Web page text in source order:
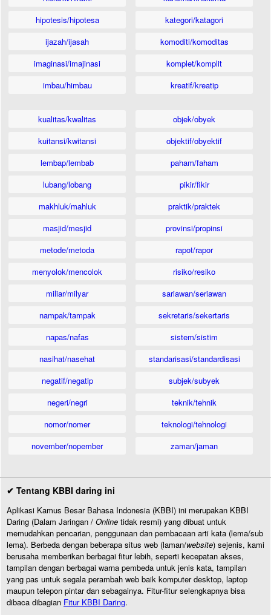
hipotesis/hipotesa
ijazah/ijasah
imaginasi/imajinasi
imbau/himbau
kategori/katagori
komoditi/komoditas
komplet/komplit
kreatif/kreatip
kualitas/kwalitas
kuitansi/kwitansi
lembap/lembab
lubang/lobang
makhluk/mahluk
masjid/mesjid
metode/metoda
menyolok/mencolok
miliar/milyar
nampak/tampak
napas/nafas
nasihat/nasehat
negatif/negatip
negeri/negri
nomor/nomer
november/nopember
objek/obyek
objektif/obyektif
paham/faham
pikir/fikir
praktik/praktek
provinsi/propinsi
rapot/rapor
risiko/resiko
sariawan/seriawan
sekretaris/sekertaris
sistem/sistim
standarisasi/standardisasi
subjek/subyek
teknik/tehnik
teknologi/tehnologi
zaman/jaman
✔ Tentang KBBI daring ini
Aplikasi Kamus Besar Bahasa Indonesia (KBBI) ini merupakan KBBI
Daring (Dalam Jaringan / Online tidak resmi) yang dibuat untuk
memudahkan pencarian, penggunaan dan pembacaan arti kata (lema/sub
lema). Berbeda dengan beberapa situs web (laman/website) sejenis, kami
berusaha memberikan berbagai fitur lebih, seperti kecepatan akses,
tampilan dengan berbagai warna pembeda untuk jenis kata, tampilan
yang pas untuk segala perambah web baik komputer desktop, laptop
maupun telepon pintar dan sebagainya. Fitur-fitur selengkapnya bisa
dibaca dibagian Fitur KBBI Daring.